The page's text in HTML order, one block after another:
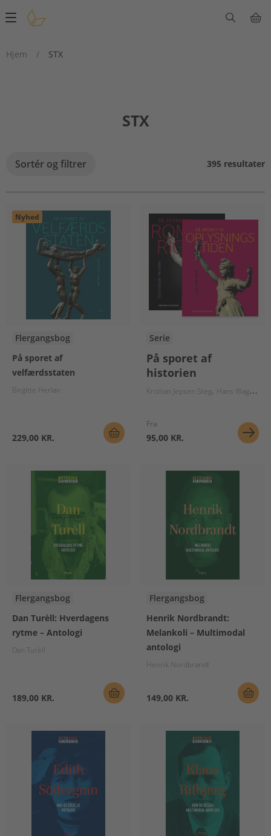
Main
Hjem
/ STX
STX
Sortér og filtrer 395 resultater
Flergangsbog
På sporet af
velfærdsstaten
Birgitte Herløv
229,00 KR.
Nyhed
Serie
På sporet af
historien
Kristian Jepsen Steg Hans Wagner
Fra
95,00 KR.
Flergangsbog
Dan Turèll: Hverdagens
rytme – Antologi
Dan Turèll
189,00 KR.
Flergangsbog
Henrik Nordbrandt:
Melankoli – Multimodal
antologi
Henrik Nordbrandt
149,00 KR.